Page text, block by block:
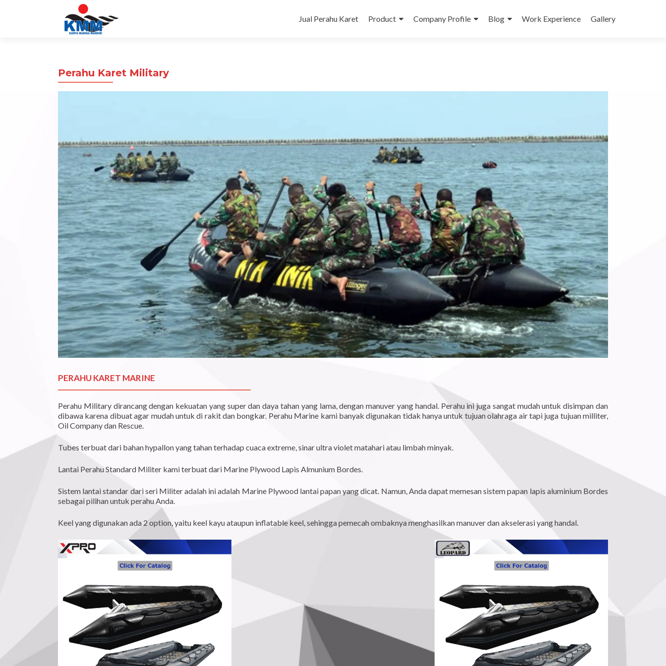
to
Jual Perahu Karet Product Company Profile Blog Work Experience Gallery
Perahu Karet Military
PERAHU KARET MARINE
Perahu Military dirancang dengan kekuatan yang super dan daya tahan yang lama, dengan manuver yang handal. Perahu ini juga sangat mudah untuk disimpan dan
dibawa karena dibuat agar mudah untuk di rakit dan bongkar. Perahu Marine kami banyak digunakan tidak hanya untuk tujuan olahraga air tapi juga tujuan milliter,
Oil Company dan Rescue.
Tubes terbuat dari bahan hypallon yang tahan terhadap cuaca extreme, sinar ultra violet matahari atau limbah minyak.
Lantai Perahu Standard Militer kami terbuat dari Marine Plywood Lapis Almunium Bordes.
Sistem lantai standar dari seri Militer adalah ini adalah Marine Plywood lantai papan yang dicat. Namun, Anda dapat memesan sistem papan lapis aluminium Bordes
sebagai pilihan untuk perahu Anda.
Keel yang digunakan ada 2 option, yaitu keel kayu ataupun inflatable keel, sehingga pemecah ombaknya menghasilkan manuver dan akselerasi yang handal.